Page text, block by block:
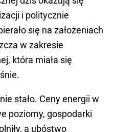
i politycznie
się na założeniach
w zakresie
która miała się
stało. Ceny energii w
poziomy, gospodarki
a ubóstwo